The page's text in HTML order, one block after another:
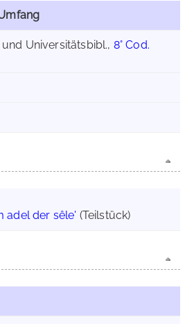
Universitätsbibl., 8° Cod.
adel der sêle' (Teilstück)